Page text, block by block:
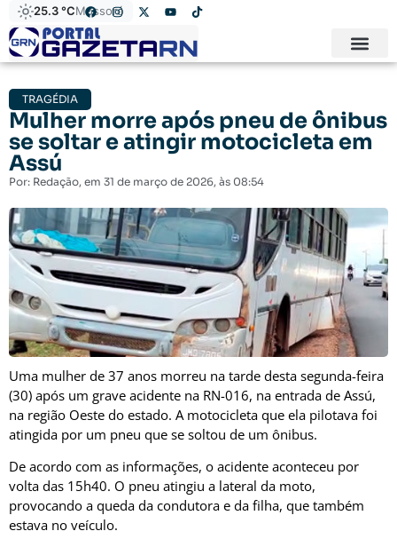
25.3 °CMossoró
TRAGÉDIA
Mulher morre após pneu de ônibus
se soltar e atingir motocicleta em
Assú
Por: Redação, em 31 de março de 2026, às 08:54
Uma mulher de 37 anos morreu na tarde desta segunda-feira
(30) após um grave acidente na RN-016, na entrada de Assú,
na região Oeste do estado. A motocicleta que ela pilotava foi
atingida por um pneu que se soltou de um ônibus.
De acordo com as informações, o acidente aconteceu por
volta das 15h40. O pneu atingiu a lateral da moto,
provocando a queda da condutora e da filha, que também
estava no veículo.